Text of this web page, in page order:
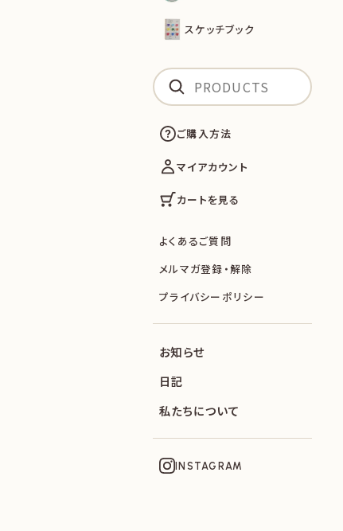
スケッチブック
ご購入方法
マイアカウント
カートを見る
よくあるご質問
メルマガ登録・解除
プライバシーポリシー
お知らせ
日記
私たちについて
INSTAGRAM